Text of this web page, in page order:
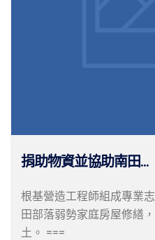
捐助物資並協助南田...
根基營造工程師組成專業
田部落弱勢家庭房屋修繕
土。 ===